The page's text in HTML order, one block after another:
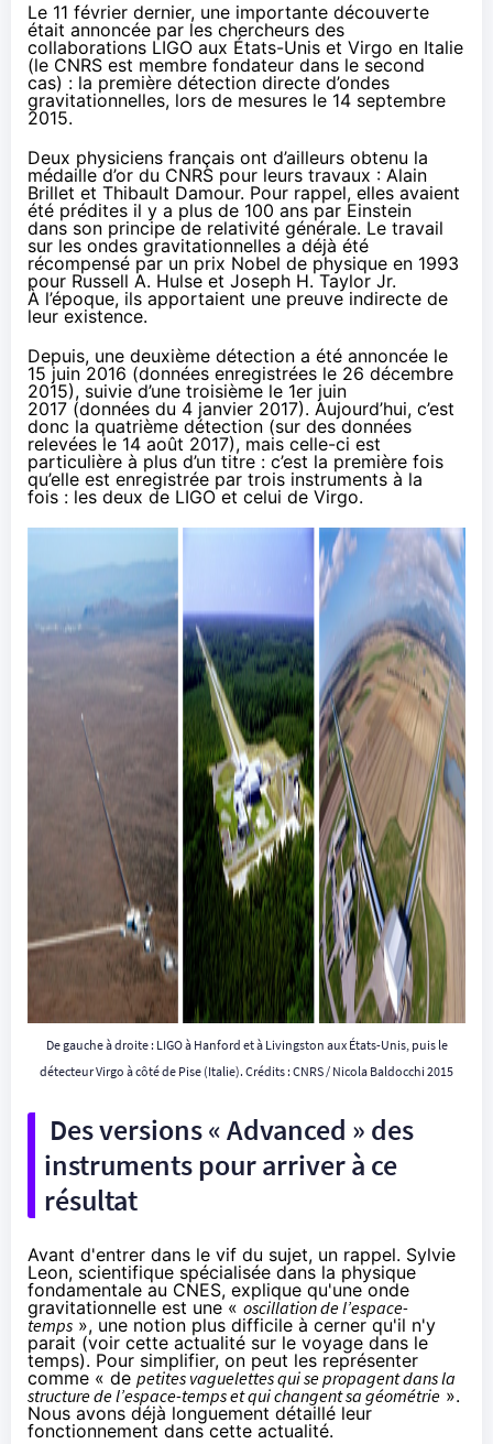
Le 11 février dernier, une importante découverte
était annoncée par les chercheurs des
collaborations LIGO aux États-Unis et Virgo en Italie
(le CNRS est membre fondateur dans le second
cas) : la première détection directe d’ondes
gravitationnelles, lors de mesures le 14 septembre
2015.
Deux physiciens français ont d’ailleurs obtenu la
médaille d’or du CNRS pour leurs travaux : Alain
Brillet et Thibault Damour. Pour rappel, elles avaient
été prédites il y a plus de 100 ans par Einstein
dans son principe de relativité générale. Le travail
sur les ondes gravitationnelles a déjà été
récompensé par un prix Nobel de physique en 1993
pour Russell A. Hulse et Joseph H. Taylor Jr.
À l’époque, ils apportaient une preuve indirecte de
leur existence.
Depuis, une deuxième détection a été annoncée le
15 juin 2016 (données enregistrées le 26 décembre
2015), suivie d’une troisième le 1er juin
2017 (données du 4 janvier 2017). Aujourd’hui, c’est
donc la quatrième détection (sur des données
relevées le 14 août 2017), mais celle-ci est
particulière à plus d’un titre : c’est la première fois
qu’elle est enregistrée par trois instruments à la
fois : les deux de LIGO et celui de Virgo.
De gauche à droite : LIGO à Hanford et à Livingston aux États-Unis, puis le
détecteur Virgo à côté de Pise (Italie). Crédits : CNRS / Nicola Baldocchi 2015
Des versions « Advanced » des
instruments pour arriver à ce
résultat
Avant d'entrer dans le vif du sujet, un rappel. Sylvie
Leon, scientifique spécialisée dans la physique
fondamentale au CNES, explique qu'une onde
gravitationnelle est une « oscillation de l’espace-
temps », une notion plus difficile à cerner qu'il n'y
parait (voir cette actualité sur le voyage dans le
temps). Pour simplifier, on peut les représenter
comme « de petites vaguelettes qui se propagent dans la
structure de l’espace-temps et qui changent sa géométrie ».
Nous avons déjà longuement détaillé leur
fonctionnement dans cette actualité.